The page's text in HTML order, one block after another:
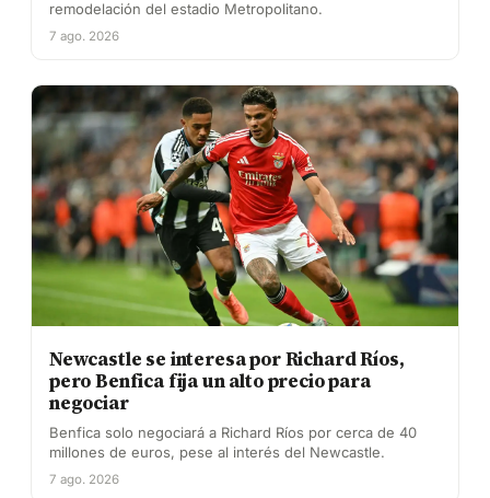
remodelación del estadio Metropolitano.
7 ago. 2026
Newcastle se interesa por Richard Ríos,
pero Benfica fija un alto precio para
negociar
Benfica solo negociará a Richard Ríos por cerca de 40
millones de euros, pese al interés del Newcastle.
7 ago. 2026